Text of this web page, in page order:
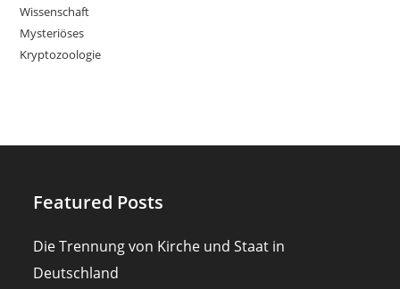
Wissenschaft
Mysteriöses
Kryptozoologie
Featured Posts
Die Trennung von Kirche und Staat in
Deutschland